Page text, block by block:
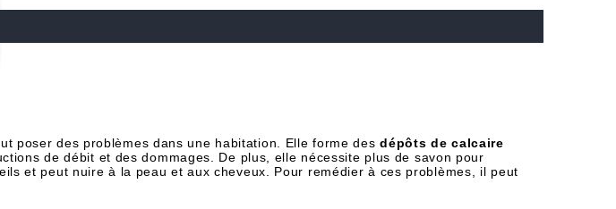
poser des problèmes dans une habitation. Elle forme desdépôts de calcaire
de débit et des dommages. De plus, elle nécessite plus de savon pour
et peut nuire à la peau et aux cheveux. Pour remédier à ces problèmes, il peut